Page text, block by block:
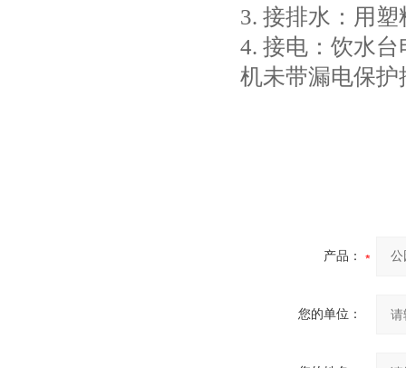
3. 接排水：用
4. 接电：饮水
机未带漏电保
产品：
您的单位：